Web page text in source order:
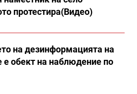
протестира(Видео)
на дезинформацията на
е обект на наблюдение по